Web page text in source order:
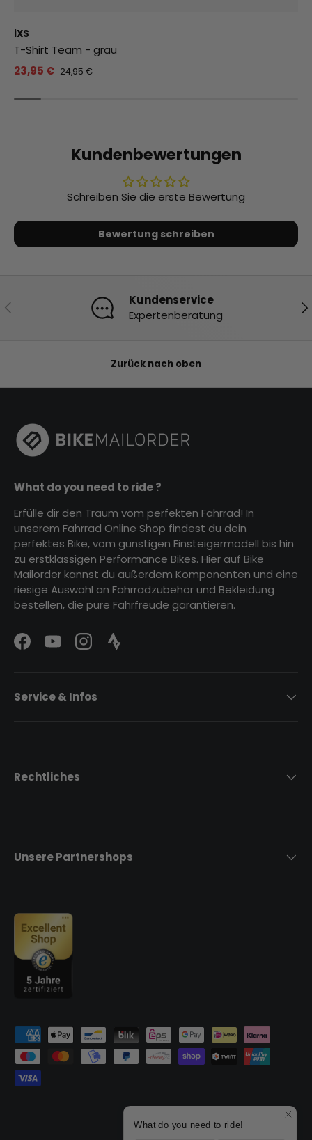
iXS
T-Shirt Team - grau
23,95 € 24,95 €
Kundenbewertungen
Schreiben Sie die erste Bewertung
Bewertung schreiben
Vorherige
Kundenservice
Expertenberatung
Zurück nach oben
What do you need to ride ?
Erfülle dir den Traum vom perfekten Fahrrad! In
unserem Fahrrad Online Shop findest du dein
perfektes Bike, vom günstigen Einsteigermodell bis hin
zu erstklassigen Performance Bikes. Hier auf Bike
Mailorder kannst du außerdem Komponenten und eine
riesige Auswahl an Fahrradzubehör und Bekleidung
bestellen, die pure Fahrfreude garantieren.
FacebookYouTubeInstagramStrava Logo
Service & Infos
Rechtliches
Unsere Partnershops
Zahlungsmethoden